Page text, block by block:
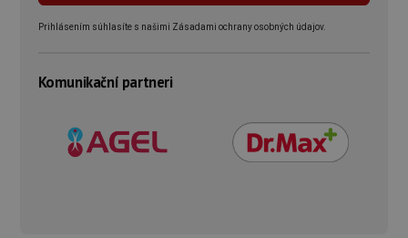
Prihlásením súhlasíte s našimi Zásadami ochrany osobných údajov.
Komunikační partneri